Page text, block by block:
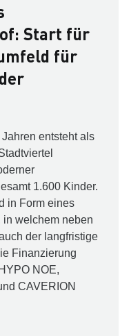
Start für
für
entsteht als
1.600 Kinder.
in Form eines
in welchem neben
der langfristige
Finanzierung
NOE,
CAVERION